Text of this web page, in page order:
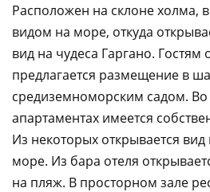
Расположен на склоне холма,
видом на море, откуда
вид на чудеса Гаргано. Гостям
предлагается размещение в
средиземноморским садом. Во
апартаментах имеется
Из некоторых открывается
море. Из бара отеля
на пляж. В просторном зале